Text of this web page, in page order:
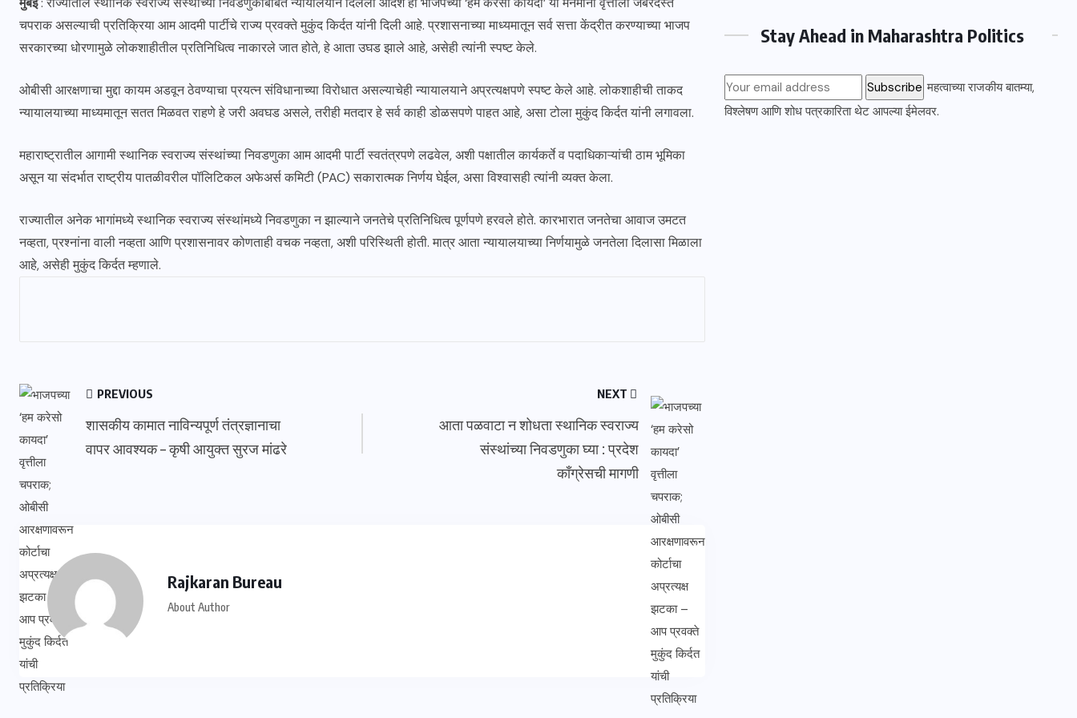
चपराक असल्याची प्रतिक्रिया आम आदमी पार्टीचे राज्य प्रवक्ते मुकुंद किर्दत यांनी दिली आहे. प्रशासनाच्या माध्यमातून सर्व सत्ता केंद्रीत करण्याच्या भाजप
सरकारच्या धोरणामुळे लोकशाहीतील प्रतिनिधित्व नाकारले जात होते, हे आता उघड झाले आहे, असेही त्यांनी स्पष्ट केले.
ओबीसी आरक्षणाचा मुद्दा कायम अडवून ठेवण्याचा प्रयत्न संविधानाच्या विरोधात असल्याचेही न्यायालयाने अप्रत्यक्षपणे स्पष्ट केले आहे. लोकशाहीची ताकद
न्यायालयाच्या माध्यमातून सतत मिळवत राहणे हे जरी अवघड असले, तरीही मतदार हे सर्व काही डोळसपणे पाहत आहे, असा टोला मुकुंद किर्दत यांनी लगावला.
महाराष्ट्रातील आगामी स्थानिक स्वराज्य संस्थांच्या निवडणुका आम आदमी पार्टी स्वतंत्रपणे लढवेल, अशी पक्षातील कार्यकर्ते व पदाधिकाऱ्यांची ठाम भूमिका
असून या संदर्भात राष्ट्रीय पातळीवरील पॉलिटिकल अफेअर्स कमिटी (PAC) सकारात्मक निर्णय घेईल, असा विश्वासही त्यांनी व्यक्त केला.
राज्यातील अनेक भागांमध्ये स्थानिक स्वराज्य संस्थांमध्ये निवडणुका न झाल्याने जनतेचे प्रतिनिधित्व पूर्णपणे हरवले होते. कारभारात जनतेचा आवाज उमटत
नव्हता, प्रश्नांना वाली नव्हता आणि प्रशासनावर कोणताही वचक नव्हता, अशी परिस्थिती होती. मात्र आता न्यायालयाच्या निर्णयामुळे जनतेला दिलासा मिळाला
आहे, असेही मुकुंद किर्दत म्हणाले.
PREVIOUS
शासकीय कामात नाविन्यपूर्ण तंत्रज्ञानाचा
वापर आवश्यक – कृषी आयुक्त सुरज मांढरे
NEXT
आता पळवाटा न शोधता स्थानिक स्वराज्य
संस्थांच्या निवडणुका घ्या : प्रदेश
काँग्रेसची मागणी
Rajkaran Bureau
About Author
Stay Ahead in Maharashtra Politics
महत्वाच्या राजकीय बातम्या,
विश्लेषण आणि शोध पत्रकारिता थेट आपल्या ईमेलवर.